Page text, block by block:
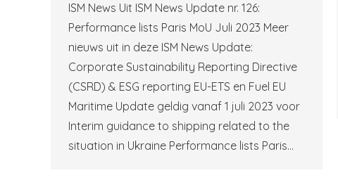
ISM News Uit ISM News Update nr. 126:
Performance lists Paris MoU Juli 2023 Meer
nieuws uit in deze ISM News Update:
Corporate Sustainability Reporting Directive
(CSRD) & ESG reporting EU-ETS en Fuel EU
Maritime Update geldig vanaf 1 juli 2023 voor
Interim guidance to shipping related to the
situation in Ukraine Performance lists Paris…